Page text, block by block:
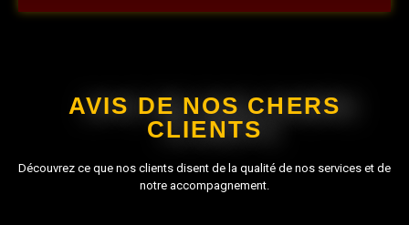
AVIS DE NOS CHERS
CLIENTS
Découvrez ce que nos clients disent de la qualité de nos services et de
notre accompagnement.